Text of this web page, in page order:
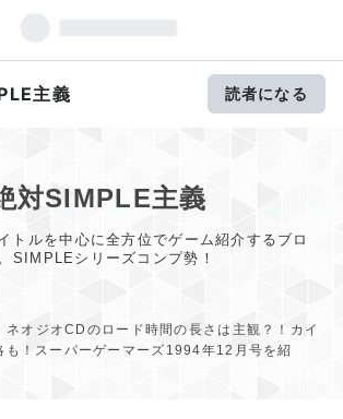
主義 読者になる
対SIMPLE主義
トルを中心に全方位でゲーム紹介するブロ
SIMPLEシリーズコンプ勢！
ネオジオCDのロード時間の長さは主観？！カイ
も！スーパーゲーマーズ1994年12月号を紹